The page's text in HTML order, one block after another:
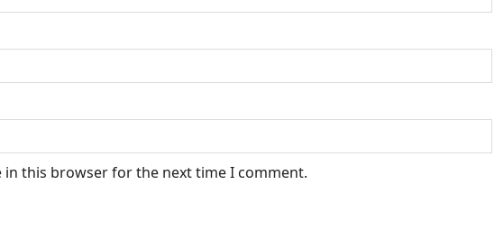
in this browser for the next time I comment.